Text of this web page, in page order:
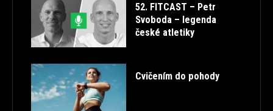
52. FITCAST – Petr
Svoboda – legenda
české atletiky
Cvičením do pohody